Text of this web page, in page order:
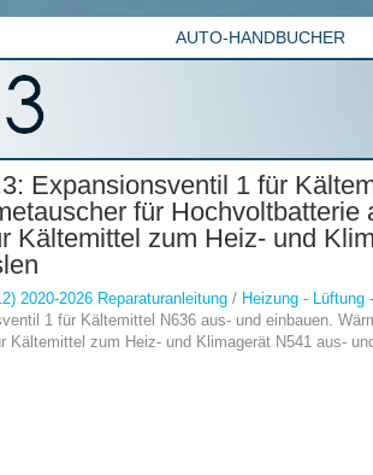
AUTO-HANDBUCHER
Expansionsventil 1 für
für Hochvoltbatterie
Kältemittel zum Heiz- und
2020-2026 Reparaturanleitung / Heizung - Lüftung
1 für Kältemittel N636 aus- und einbauen.
Kältemittel zum Heiz- und Klimagerät N541 aus-